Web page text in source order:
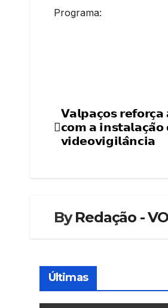
Programa:
Navegação
de
𝗩𝗮𝗹𝗽𝗮𝗰̧𝗼𝘀 𝗿𝗲𝗳𝗼𝗿𝗰̧𝗮
𝗰𝗼𝗺 𝗮
𝘃𝗶𝗱𝗲𝗼𝘃𝗶𝗴𝗶𝗹𝗮̂𝗻𝗰𝗶𝗮
ByRedação - VO
Últimas